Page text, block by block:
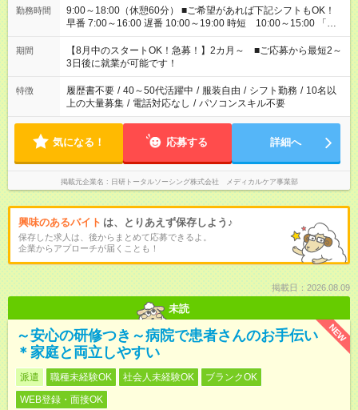
勤務時間
9:00～18:00（休憩60分） ■ご希望があれば下記シフトもOK！
早番 7:00～16:00 遅番 10:00～19:00 時短 10:00～15:00 「家
族と休みを合わせたい」 「余裕を持って夕飯の準備がしたい」
「できれば残業はしたくない」 など、ご希望を教えてください
ね。 ※Wワーク希望の方へ 今ご覧のお仕事で希望する勤務時間
と、もう1つのお仕事の勤務時間。 合計で週40時間を超える場
合は応募できません。
期間
【8月中のスタートOK！急募！】2カ月～ ■ご応募から最短2～
3日後に就業が可能です！
特徴 履歴書不要 / 40～50代活躍中 / 服装自由 / シフト勤務 / 10名以
上の大量募集 / 電話対応なし / パソコンスキル不要
気になる！ 応募する 詳細へ
掲載元企業名 日研トータルソーシング株式会社 メディカルケア事業部
興味のあるバイト は、とりあえず保存しよう♪
保存した求人は、後からまとめて応募できるよ。
企業からアプローチが届くことも！
掲載日：2026.08.09
未読
NEW
～安心の研修つき～病院で患者さんのお手伝い
＊家庭と両立しやすい
派遣 職種未経験OK 社会人未経験OK
ブランクOK
WEB登録・面接OK